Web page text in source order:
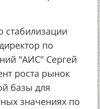
стабилизации
по
"АИС" Сергей
роста рынок
базы для
значениях по